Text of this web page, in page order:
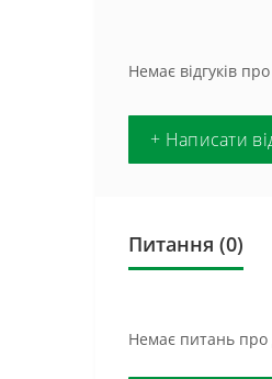
Немає відгуків
+ Написати
Питання (0)
Немає питань про